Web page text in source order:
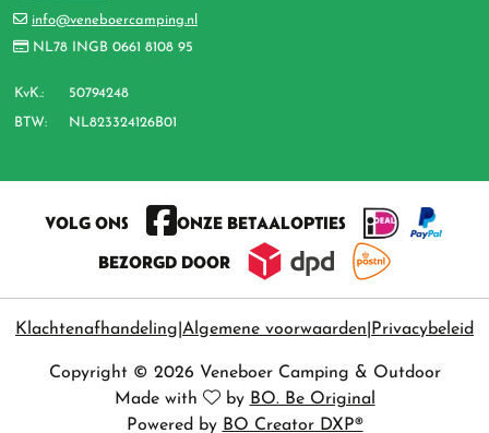
info@veneboercamping.nl
NL78 INGB 0661 8108 95
KvK.: 50794248
BTW: NL823324126B01
VOLG ONS
ONZE BETAALOPTIES
BEZORGD DOOR
Klachtenafhandeling Algemene voorwaarden Privacybeleid
Copyright © 2026 Veneboer Camping & Outdoor
Made with
by BO. Be Original
Powered by BO Creator DXP®